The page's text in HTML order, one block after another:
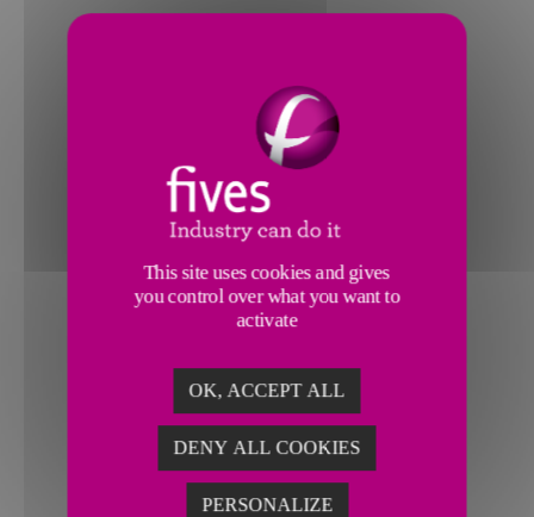
This site uses cookies and gives
you control over what you want to
activate
OK, ACCEPT ALL
DENY ALL COOKIES
PERSONALIZE